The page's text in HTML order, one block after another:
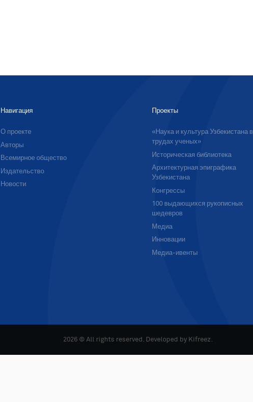
Навигация
О проекте
Авторы
Всемирное общество
Издательство
Новости
Проекты
«Наука и культура Узбекистана в
трудах ученых»
Историческая библиотека
Архитектурная эпиграфика
Узбекистана
Конгрессы
100 выдающихся рукописных
шедевров
Медиа
Инновации
Медиа-ивенты
2026 © All rights reserved. Developed by Kifreez.